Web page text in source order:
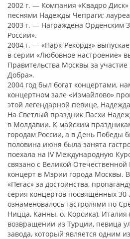
2002 г. — Компания «Квадро
песнями Надежды Чепраги;
2003 г. — Награждена Орденским
России».
2004 г. — «Парк-Рекордз»
в серии «Любовное настроение»
Правительства Москвы за
Добра».
2004 год был богат концертами,
концертном зале «Измайлово»
этой легендарной певице,
На Светлый праздник Пасхи
в Молдавии. К майским
городам России, а в День Победы
половина июня была занята
поехала на IV Международную
связано с Великой
концерт в Мэрии города Москвы.
«Пегас» за достоинства,
серия концертов посвящённых
ознаменовалось гастролями по
Ницца, Канны, о. Корсика),
возвращении из Турции, певица
завода, который является одним